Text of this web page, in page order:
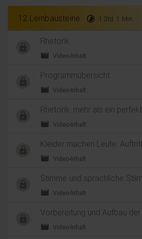
12 Lernbausteine timelapse 1 Std. 1 Min.
Rhetorik
movie Video-Inhalt
Programmübersicht
movie Video-Inhalt
Rhetorik: mehr als ein
movie Video-Inhalt
Kleider machen Leute:
movie Video-Inhalt
Stimme und sprachliche
movie Video-Inhalt
Vorbereitung und Aufbau
movie Video-Inhalt